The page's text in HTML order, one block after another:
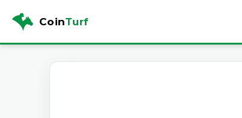
CoinTurf